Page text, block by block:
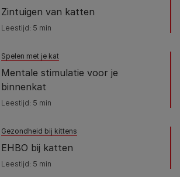
Zintuigen van katten
Leestijd: 5 min
Spelen met je kat
Mentale stimulatie voor je
binnenkat
Leestijd: 5 min
Gezondheid bij kittens
EHBO bij katten
Leestijd: 5 min